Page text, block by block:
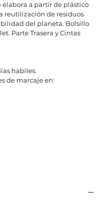
elabora a partir de plástico
reutilización de residuos
del planeta. Bolsillo
Parte Trasera y Cintas
habiles.
de marcaje en: